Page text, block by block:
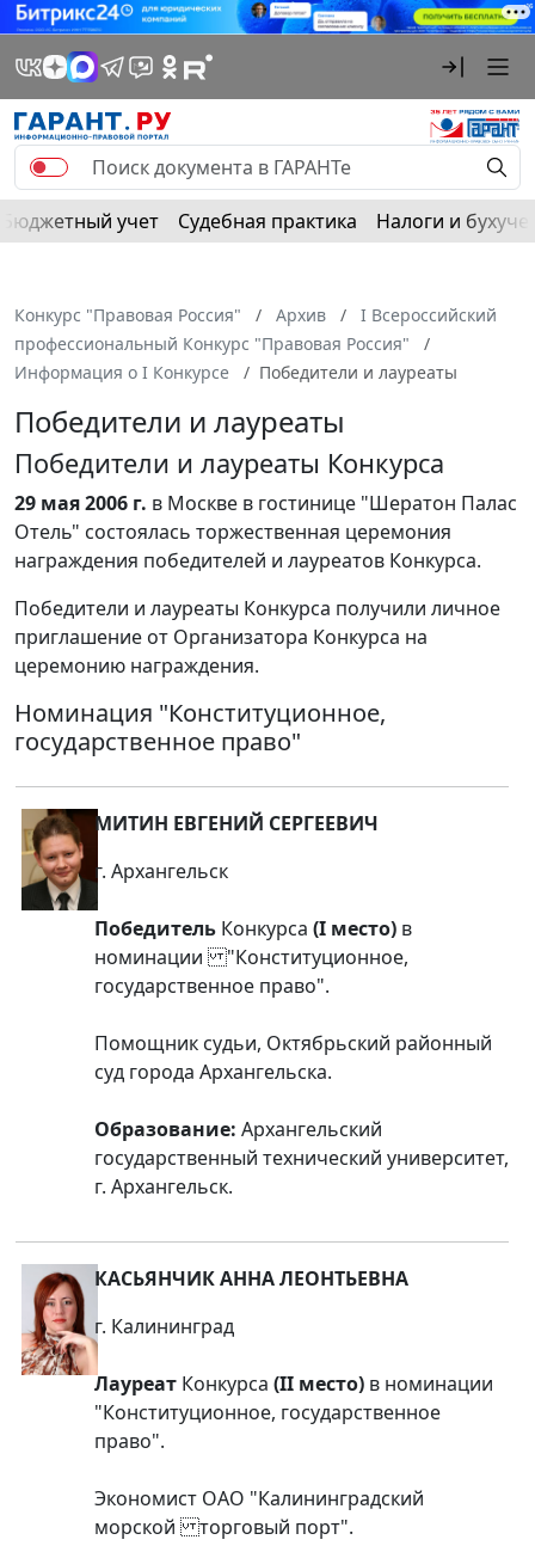
Бюджетный учет Судебная практика Налоги и
Конкурс "Правовая Россия" Архив
I Всероссийский
профессиональный Конкурс "Правовая Россия"
Информация о I Конкурсе
Победители и лауреаты
Победители и лауреаты
Победители и лауреаты Конкурса
29 мая 2006 г. в Москве в гостинице "Шератон Палас
Отель" состоялась торжественная церемония
награждения победителей и лауреатов Конкурса.
Победители и лауреаты Конкурса получили личное
приглашение от Организатора Конкурса на
церемонию награждения.
Номинация "Конституционное,
государственное право"
МИТИН ЕВГЕНИЙ СЕРГЕЕВИЧ
г. Архангельск
Победитель Конкурса (I место) в
номинации "Конституционное,
государственное право".
Помощник судьи, Октябрьский районный
суд города Архангельска.
Образование: Архангельский
государственный технический университет,
г. Архангельск.
КАСЬЯНЧИК АННА ЛЕОНТЬЕВНА
г. Калининград
Лауреат Конкурса (II место) в номинации
"Конституционное, государственное
право".
Экономист ОАО "Калининградский
морской торговый порт".